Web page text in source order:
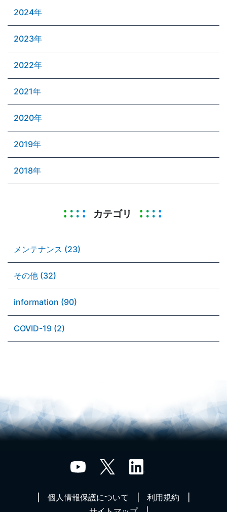
2024年
2023年
2022年
2021年
2020年
2019年
2018年
カテゴリ
メンテナンス (23)
その他 (32)
information (90)
COVID-19 (2)
個人情報保護について
利用規約